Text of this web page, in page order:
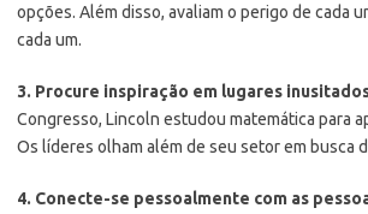
opções. Além disso, avaliam o perigo de cada
cada um.
3. Procure inspiração em lugares
Congresso, Lincoln estudou matemática para
Os líderes olham além de seu setor em busca
4. Conecte-se pessoalmente com as